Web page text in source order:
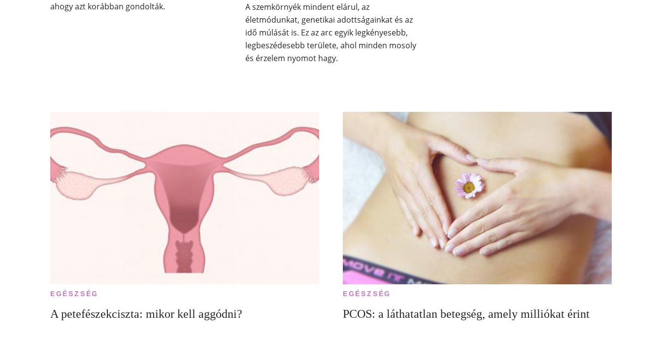
ahogy azt korábban gondolták.
A szemkörnyék mindent elárul, az
életmódunkat, genetikai adottságainkat és az
idő múlását is. Ez az arc egyik legkényesebb,
legbeszédesebb területe, ahol minden mosoly
és érzelem nyomot hagy.
EGÉSZSÉG
A petefészekciszta: mikor kell aggódni?
EGÉSZSÉG
PCOS: a láthatatlan betegség, amely milliókat érint